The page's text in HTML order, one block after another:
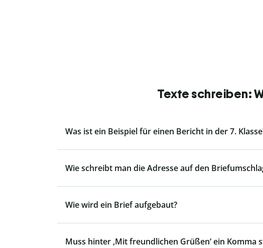
Texte schreiben:
Was ist ein Beispiel für einen Bericht in der 7.
Wie schreibt man die Adresse auf den
Wie wird ein Brief aufgebaut?
Muss hinter ‚Mit freundlichen Grüßen‘ ein Komma